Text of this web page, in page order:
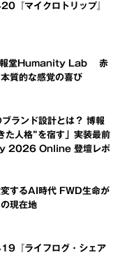
『マイクロトリップ』
報堂Humanity Lab 赤
質的な感覚の喜び
ランド設計とは？ 博報
た人格”を宿す」実装最前
2026 Online 登壇レポ
するAI時代 FWD生命が
現在地
『ライフログ・シェア